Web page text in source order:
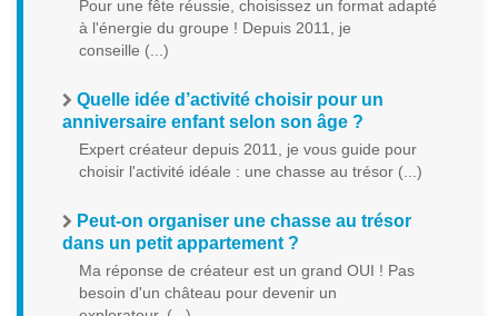
Pour une fête réussie, choisissez un format adapté
à l'énergie du groupe ! Depuis 2011, je
conseille (...)
Quelle idée d’activité choisir pour un
anniversaire enfant selon son âge ?
Expert créateur depuis 2011, je vous guide pour
choisir l'activité idéale : une chasse au trésor (...)
Peut-on organiser une chasse au trésor
dans un petit appartement ?
Ma réponse de créateur est un grand OUI ! Pas
besoin d'un château pour devenir un